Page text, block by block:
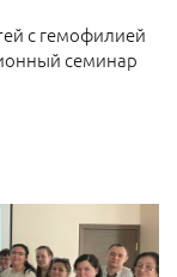
с гемофилией
семинар